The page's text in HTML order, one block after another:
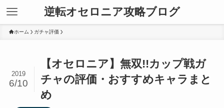
逆転オセロニア攻略ブログ
ホーム ガチャ評価
【オセロニア】無双!!カップ戦ガ
チャの評価・おすすめキャラまと
め
2019
6/10